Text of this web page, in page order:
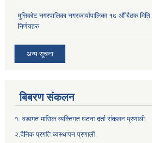
मुसिकोट नगरपालिका नगरकार्यापालिका १७ औँ बैठक
निर्णयहरु
अन्य सूचना
बिबरण संकलन
१. वडागत मासिक व्यक्तिगत घटना दर्ता संकलन प्रणाली
२.दैनिक प्रगति व्यस्थापन प्रणाली